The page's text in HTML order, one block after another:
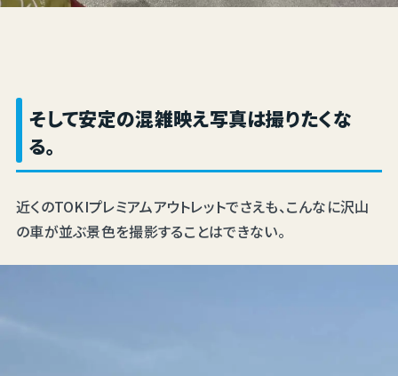
そして安定の混雑映え写真は撮りたくな
る。
近くのTOKIプレミアムアウトレットでさえも、こんなに沢山
の車が並ぶ景色を撮影することはできない。